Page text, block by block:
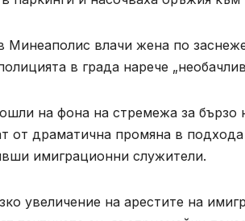
Минеаполис влачи жена по
в града нарече
на фона на стремежа за бързо
от драматична промяна в
имиграционни служители.
увеличение на арестите на